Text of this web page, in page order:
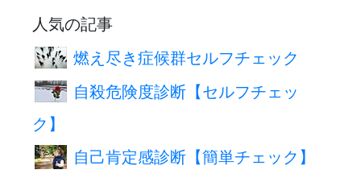
人気の記事
燃え尽き症候群セルフチェック
自殺危険度診断【セルフチェッ
ク】
自己肯定感診断【簡単チェック】